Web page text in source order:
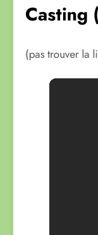
Casting
(pas trouver la